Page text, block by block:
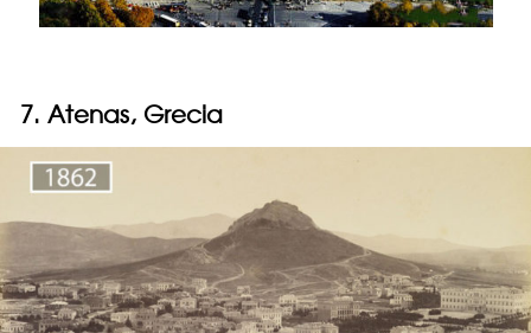
7. Atenas, Grecia